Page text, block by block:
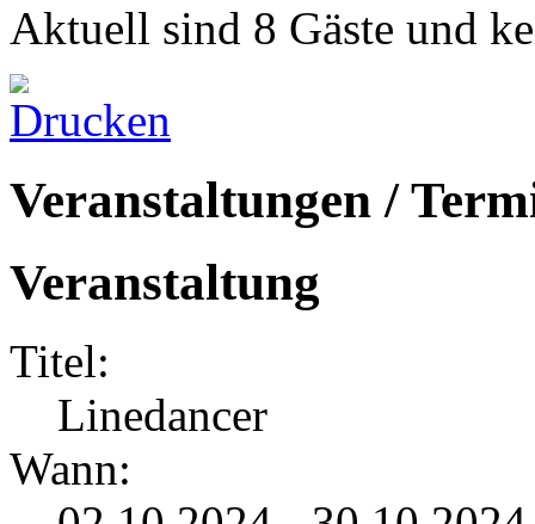
Aktuell sind 8 Gäste und
Veranstaltungen /
Veranstaltung
Titel:
Linedancer
Wann: